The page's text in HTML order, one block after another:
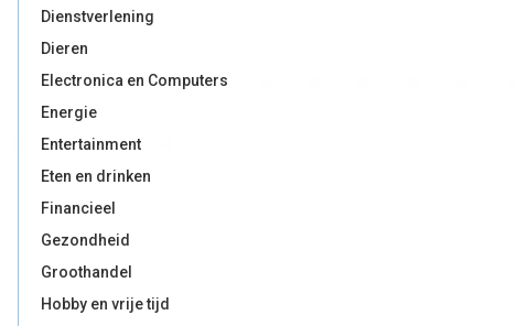
Dienstverlening
Dieren
Electronica en Computers
Energie
Entertainment
Eten en drinken
Financieel
Gezondheid
Groothandel
Hobby en vrije tijd